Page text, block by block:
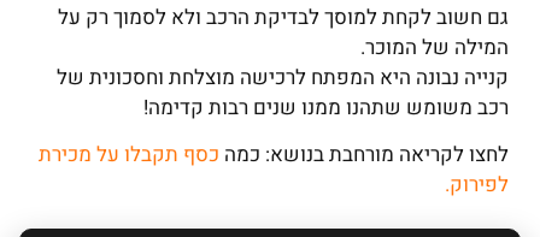
גם חשוב לקחת למוסך לבדיקת הרכב ולא לסמוך רק על
המילה של המוכר.
קנייה נבונה היא המפתח לרכישה מוצלחת וחסכונית של
רכב משומש שתהנו ממנו שנים רבות קדימה!
לחצו לקריאה מורחבת בנושא: כמה כסף תקבלו על מכירת
לפירוק.